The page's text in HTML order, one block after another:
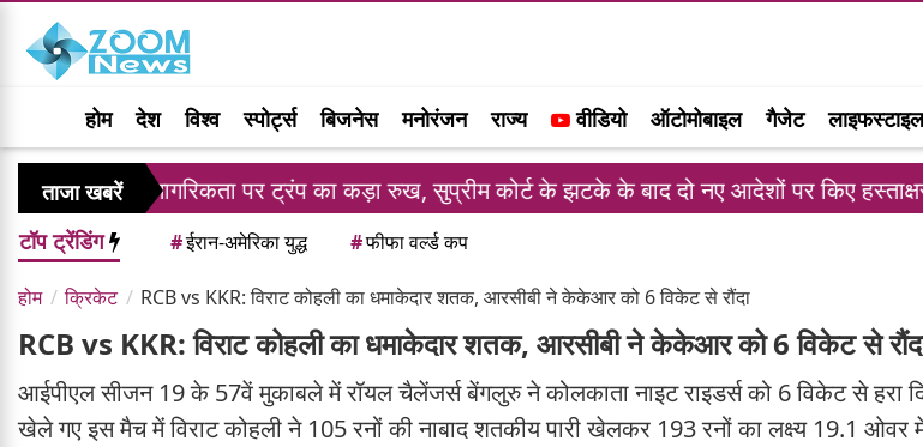
होम देश विश्व स्पोर्ट्स बिजनेस मनोरंजन राज्य वीडियो ऑटोमोबाइल गैजेट लाइफस्टाइल
ताजा खबरेंपर ट्रंप का कड़ा रुख, सुप्रीम कोर्ट के झटके के बाद दो नए आदेशों पर किए हस्ताक्षर राहुल
टॉप ट्रेंडिंग #ईरान-अमेरिका युद्ध #फीफा वर्ल्ड कप
होम क्रिकेट RCB vs KKR: विराट कोहली का धमाकेदार शतक, आरसीबी ने केकेआर को 6 विकेट से रौंदा
RCB vs KKR: विराट कोहली का धमाकेदार शतक, आरसीबी ने केकेआर को 6 विकेट से
आईपीएल सीजन 19 के 57वें मुकाबले में रॉयल चैलेंजर्स बेंगलुरु ने कोलकाता नाइट राइडर्स को 6 विकेट से हरा
खेले गए इस मैच में विराट कोहली ने 105 रनों की नाबाद शतकीय पारी खेलकर 193 रनों का लक्ष्य 19.1 ओवर